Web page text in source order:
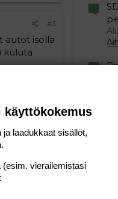
#3
autot isolla
kuluta
#4
käyttökokemus
laadukkaat sisällöt,
(esim. vierailemis­tasi